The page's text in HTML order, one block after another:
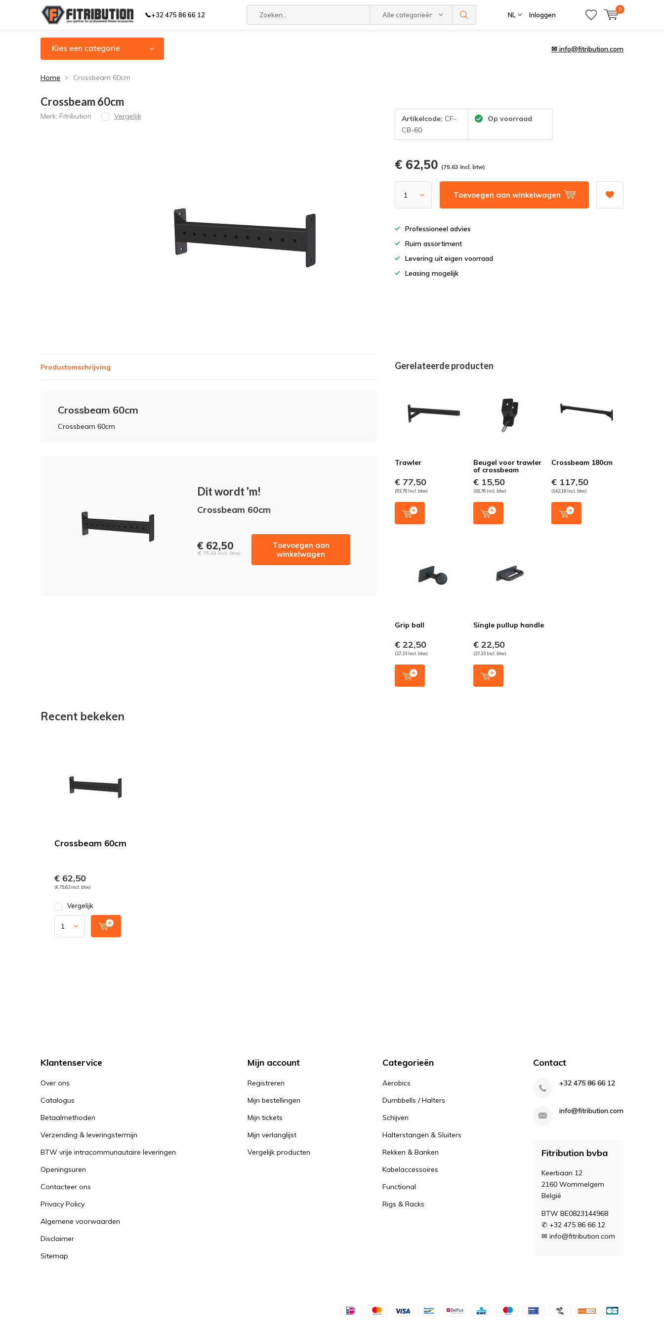
📞+32 475 86 66 12 Alle categorieën NL Inloggen
0
Kies een categorie ✉ info@fitribution.com
Home Crossbeam 60cm
Crossbeam 60cm
Merk: Fitribution Vergelijk Artikelcode: CF-
CB-60
Op voorraad
€ 62,50 (75,63 Incl. btw)
Toevoegen aan winkelwagen
Professioneel advies
Ruim assortiment
Levering uit eigen voorraad
Leasing mogelijk
Productomschrijving
Crossbeam 60cm
Crossbeam 60cm
Dit wordt 'm!
Crossbeam 60cm
€ 62,50
(€ 75,63 Incl. btw)
Toevoegen aan
winkelwagen
Gerelateerde producten
Trawler
€ 77,50
(93,78 Incl. btw)
Beugel voor trawler
of crossbeam
€ 15,50
(18,76 Incl. btw)
Crossbeam 180cm
€ 117,50
(142,18 Incl. btw)
Grip ball
€ 22,50
(27,23 Incl. btw)
Single pullup handle
€ 22,50
(27,23 Incl. btw)
Recent bekeken
Crossbeam 60cm
€ 62,50
(€ 75,63 Incl. btw)
Vergelijk
Klantenservice
Over ons
Catalogus
Betaalmethoden
Verzending & leveringstermijn
BTW vrije intracommunautaire leveringen
Openingsuren
Contacteer ons
Privacy Policy
Algemene voorwaarden
Disclaimer
Sitemap
Mijn account
Registreren
Mijn bestellingen
Mijn tickets
Mijn verlanglijst
Vergelijk producten
Categorieën
Aerobics
Dumbbells / Halters
Schijven
Halterstangen & Sluiters
Rekken & Banken
Kabelaccessoires
Functional
Rigs & Racks
Contact
+32 475 86 66 12
info@fitribution.com
Fitribution bvba
Keerbaan 12
2160 Wommelgem
België
BTW BE0823144968
✆ +32 475 86 66 12
✉ info@fitribution.com